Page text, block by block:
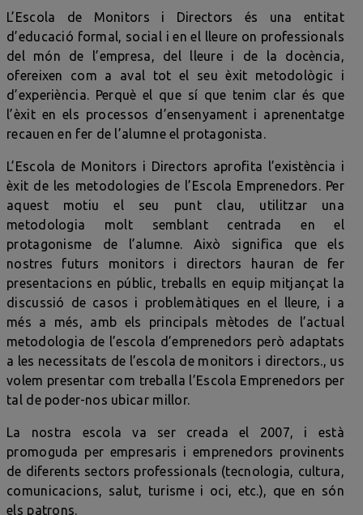
L’Escola de Monitors i Directors és una entitat
d’educació formal, social i en el lleure on professionals
del món de l’empresa, del lleure i de la docència,
ofereixen com a aval tot el seu èxit metodològic i
d’experiència. Perquè el que sí que tenim clar és que
l’èxit en els processos d’ensenyament i aprenentatge
recauen en fer de l’alumne el protagonista.
L’Escola de Monitors i Directors aprofita l’existència i
èxit de les metodologies de l’Escola Emprenedors. Per
aquest motiu el seu punt clau, utilitzar una
metodologia molt semblant centrada en el
protagonisme de l’alumne. Això significa que els
nostres futurs monitors i directors hauran de fer
presentacions en públic, treballs en equip mitjançat la
discussió de casos i problemàtiques en el lleure, i a
més a més, amb els principals mètodes de l’actual
metodologia de l’escola d’emprenedors però adaptats
a les necessitats de l’escola de monitors i directors., us
volem presentar com treballa l’Escola Emprenedors per
tal de poder-nos ubicar millor.
La nostra escola va ser creada el 2007, i està
promoguda per empresaris i emprenedors provinents
de diferents sectors professionals (tecnologia, cultura,
comunicacions, salut, turisme i oci, etc.), que en són
els patrons.